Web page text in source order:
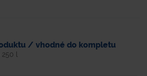
/ vhodné do kompletu
l